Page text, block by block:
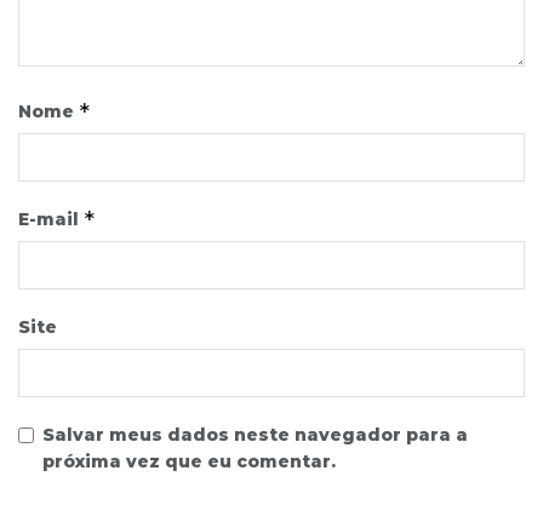
Nome *
E-mail *
Site
Salvar meus dados neste navegador para a
próxima vez que eu comentar.